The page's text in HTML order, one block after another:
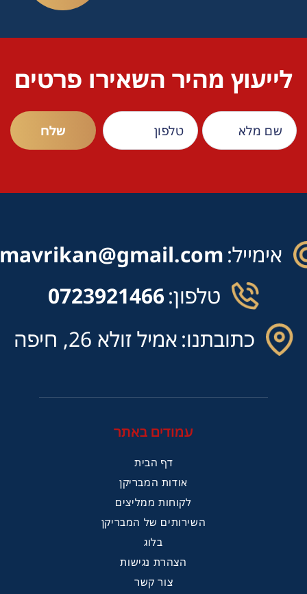
לייעוץ מהיר השאירו פרטים
אימייל:
טלפון:0723921466
כתובתנו:אמיל זולא 26, חיפה
עמודים באתר
דף הבית
אודות המבריקן
לקוחות ממליצים
השירותים של המבריקן
בלוג
הצהרת נגישות
צור קשר